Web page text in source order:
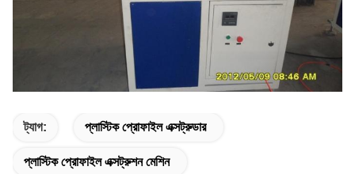
ট্যাগ: প্লাস্টিক প্রোফাইল এক্সট্রুডার
প্লাস্টিক প্রোফাইল এক্সট্রুশন মেশিন